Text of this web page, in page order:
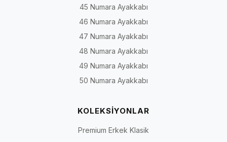
45 Numara Ayakkabı
46 Numara Ayakkabı
47 Numara Ayakkabı
48 Numara Ayakkabı
49 Numara Ayakkabı
50 Numara Ayakkabı
KOLEKSİYONLAR
Premium Erkek Klasik